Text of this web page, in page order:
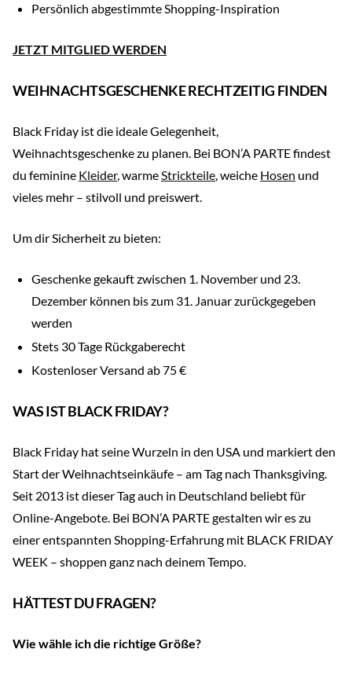
Persönlich abgestimmte Shopping-Inspiration
JETZT MITGLIED WERDEN
WEIHNACHTSGESCHENKE RECHTZEITIG FINDEN
Black Friday ist die ideale Gelegenheit,
Weihnachtsgeschenke zu planen. Bei BON’A PARTE findest
du feminine Kleider, warmeStrickteile, weiche Hosen und
vieles mehr – stilvoll und preiswert.
Um dir Sicherheit zu bieten:
Geschenke gekauft zwischen 1. November und 23.
Dezember können bis zum 31. Januar zurückgegeben
werden
Stets 30 Tage Rückgaberecht
Kostenloser Versand ab 75 €
WAS IST BLACK FRIDAY?
Black Friday hat seine Wurzeln in den USA und markiert den
Start der Weihnachtseinkäufe – am Tag nach Thanksgiving.
Seit 2013 ist dieser Tag auch in Deutschland beliebt für
Online-Angebote. Bei BON’A PARTE gestalten wir es zu
einer entspannten Shopping-Erfahrung mit BLACK FRIDAY
WEEK – shoppen ganz nach deinem Tempo.
HÄTTEST DU FRAGEN?
Wie wähle ich die richtige Größe?